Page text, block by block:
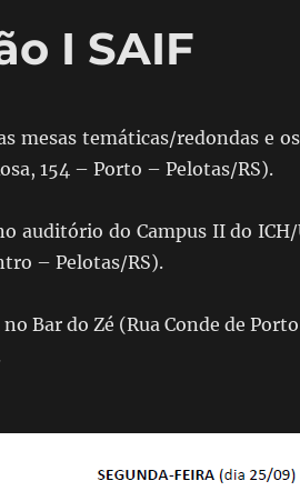
I SAIF
mesas temáticas/redondas e
154 – Porto – Pelotas/RS).
auditório do Campus II do
– Pelotas/RS).
Bar do Zé (Rua Conde de